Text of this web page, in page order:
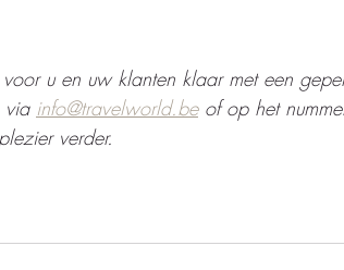
u en uw klanten klaar met een
via info@travelworld.be of op het
verder.